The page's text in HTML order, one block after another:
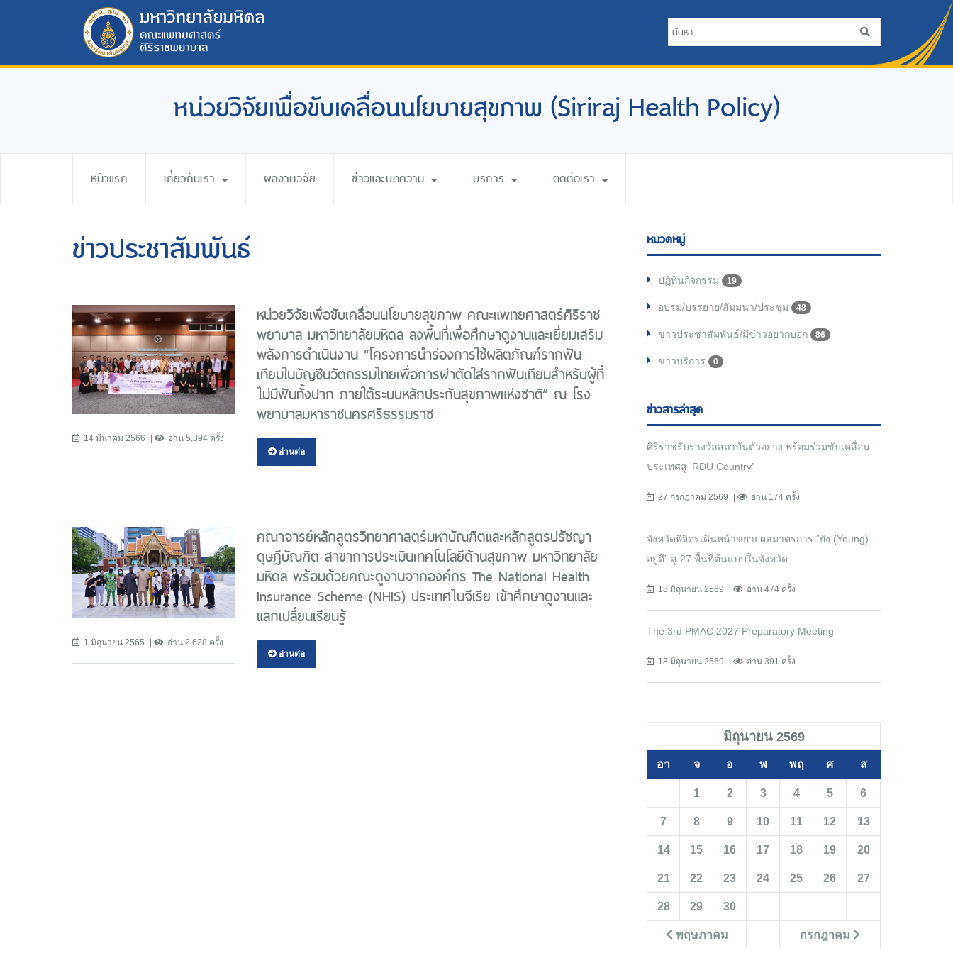
หน่วยวิจัยเพื่อขับเคลื่อนนโยบายสุขภาพ (Siriraj Health Policy)
หน้าแรก เกี่ยวกับเรา ผลงานวิจัย ข่าวและบทความ บริการ ติดต่อเรา
ข่าวประชาสัมพันธ์
14 มีนาคม 2566 อ่าน 5,394 ครั้ง
หน่วยวิจัยเพื่อขับเคลื่อนนโยบายสุขภาพ คณะแพทยศาสตร์ศิริราช
พยาบาล มหาวิทยาลัยมหิดล ลงพื้นที่เพื่อศึกษาดูงานและเยี่ยมเสริม
พลังการดำเนินงาน “โครงการนําร่องการใช้ผลิตภัณฑ์รากฟัน
เทียมในบัญชีนวัตกรรมไทยเพื่อการผ่าตัดใส่รากฟันเทียมสำหรับผู้ที่
ไม่มีฟันทั้งปาก ภายใต้ระบบหลักประกันสุขภาพแห่งชาติ” ณ โรง
พยาบาลมหาราชนครศรีธรรมราช
อ่านต่อ
1 มิถุนายน 2565 อ่าน 2,628 ครั้ง
คณาจารย์หลักสูตรวิทยาศาสตร์มหาบัณฑิตและหลักสูตรปรัชญา
ดุษฎีบัณฑิต สาขาการประเมินเทคโนโลยีด้านสุขภาพ มหาวิทยาลัย
มหิดล พร้อมด้วยคณะดูงานจากองค์กร The National Health
Insurance Scheme (NHIS) ประเทศไนจีเรีย เข้าศึกษาดูงานและ
แลกเปลี่ยนเรียนรู้
อ่านต่อ
หมวดหมู่
ปฏิทินกิจกรรม 19
อบรม/บรรยาย/สัมมนา/ประชุม 48
ข่าวประชาสัมพันธ์/มีข่าวอยากบอก 86
ข่าวบริการ 0
ข่าวสารล่าสุด
ศิริราชรับรางวัลสถาบันตัวอย่าง พร้อมร่วมขับเคลื่อน
ประเทศสู่ ‘RDU Country’
27 กรกฎาคม 2569 อ่าน 174 ครั้ง
จังหวัดพิจิตรเดินหน้าขยายผลมาตรการ “ยัง (Young)
อยู่ดี” สู่ 27 พื้นที่ต้นแบบในจังหวัด
18 มิถุนายน 2569 อ่าน 474 ครั้ง
The 3rd PMAC 2027 Preparatory Meeting
18 มิถุนายน 2569 อ่าน 391 ครั้ง
มิถุนายน 2569
อา จ อ พ พฤ ศ ส
พฤษภาคม กรกฎาคม
1 2 3 4 5 6
7 8 9 10 11 12 13
14 15 16 17 18 19 20
21 22 23 24 25 26 27
28 29 30